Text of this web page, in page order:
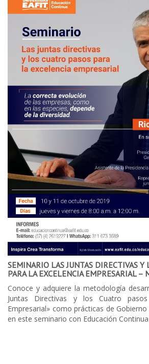
SEMINARIO LAS JUNTAS DIRECTIVAS Y
PARA LA EXCELENCIA EMPRESARIAL –
Conoce y adquiere la metodología
Juntas Directivas y los Cuatro
Empresarial» como prácticas de
en este seminario con Educación Continua